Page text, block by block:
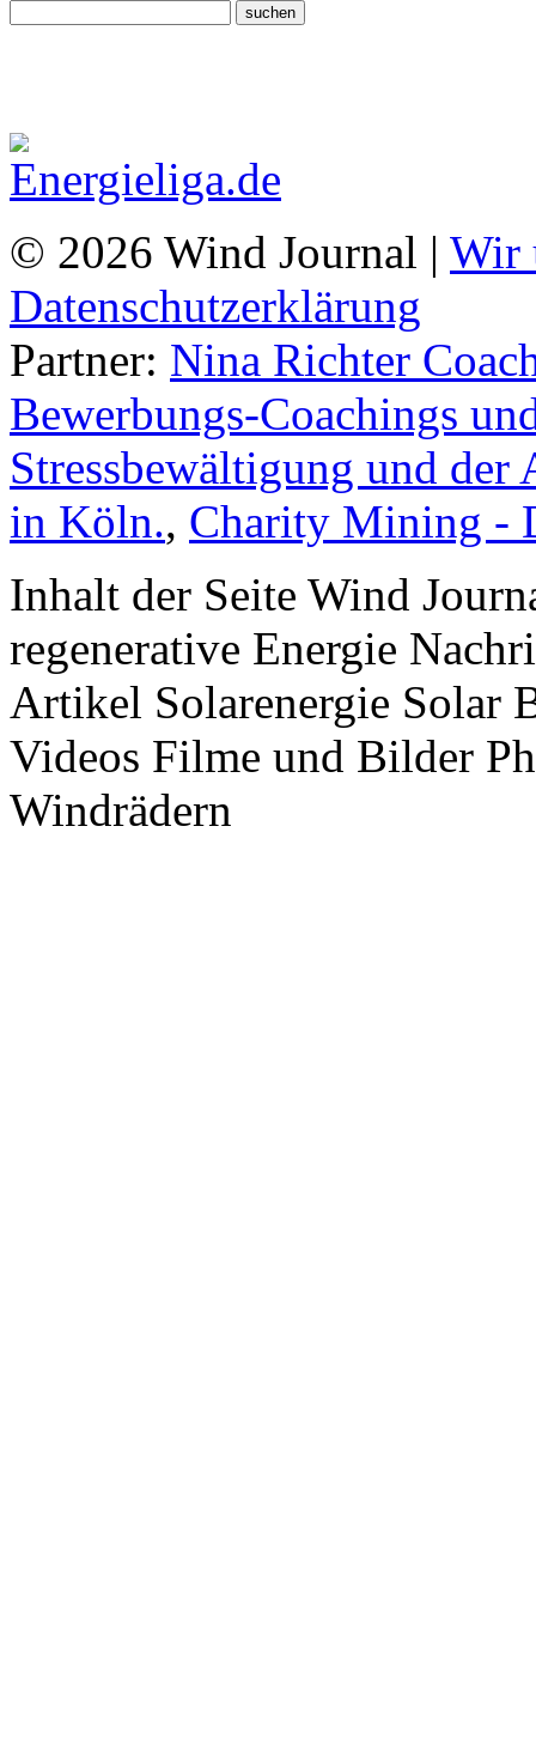
© 2026 Wind Journal | Wir
Datenschutzerklärung
Partner: Nina Richter
Bewerbungs-Coachings
Stressbewältigung und
in Köln., Charity Mining -
Inhalt der Seite Wind
regenerative Energie
Artikel Solarenergie Solar
Videos Filme und Bilder
Windrädern